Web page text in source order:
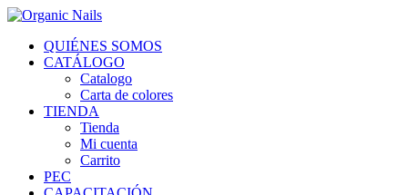
QUIÉNES SOMOS
CATÁLOGO
Catalogo
Carta de colores
TIENDA
Tienda
Mi cuenta
Carrito
PEC